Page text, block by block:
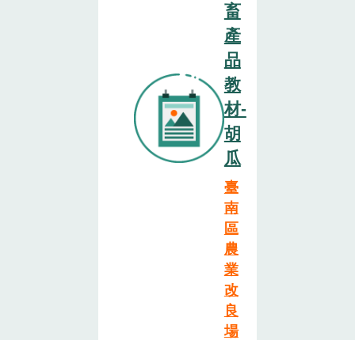
畜
產
品
教
材-
胡
瓜
臺
南
區
農
業
改
良
場